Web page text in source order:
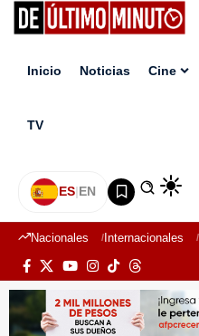
Inicio Noticias Cine
TV
ES|EN
Nacionales Internacionales